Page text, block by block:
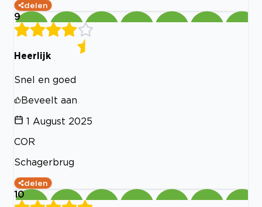
delen
9
Heerlijk
Snel en goed
Beveelt aan
1 August 2025
COR
Schagerbrug
delen
10